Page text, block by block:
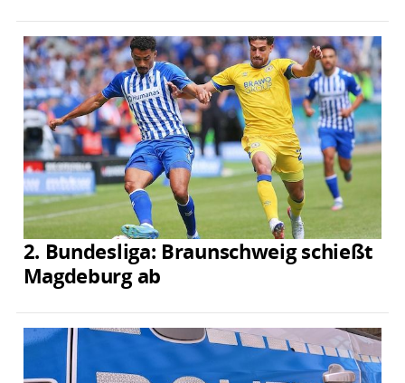
2. Bundesliga: Braunschweig schießt
Magdeburg ab